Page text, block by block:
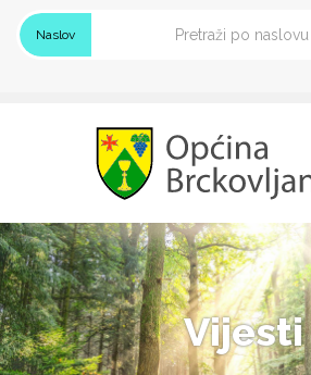
Naslov
Vijesti